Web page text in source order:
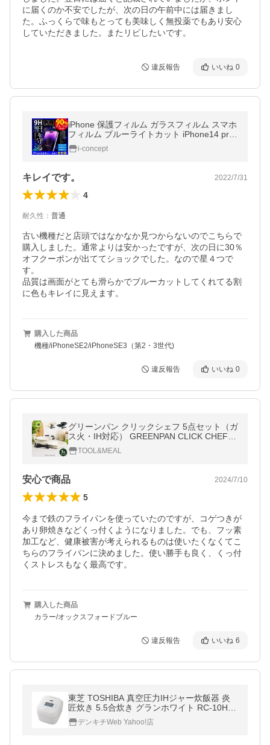
に届くのか不安でしたが、次の日の午前中には届きまし
た。ふっくらで味もとっても美味しく無投薬でもあり安心
していただきました。またリピしたいです。
違反報告 いいね 0
iPhone 保護フィルム ガラスフィルム スマホ
フィルム ブルーライトカット iPhone14 pro
max 12 13 11 iPhone se2 iPhoneXR iPhone
XS 硬度9H アイフォン セール
i-concept
キレイです。 2022/7/31
4
耐久性 ： 普通
古い機種だと店頭ではなかなか見つからないのでこちらで
購入しました。通常よりは安かったですが、次の日に30％
オフクーポンが出ててショックでした。なので星４つで
す。
品質は画面がとても滑らかでブルーカットしてくれてる割
に色もキレイに見えます。
購入した商品
機種/iPhoneSE2/iPhoneSE3（第2・3世代)
違反報告 いいね 0
グリーンパン クリックシェフ 5点セット（ガ
ス火・IH対応） GREENPAN CLICK CHEF
ハンドル脱着式タイプ フライパン エッグパ
ン ハンドル
TOOL&MEAL
安心で商品 2024/7/10
5
今まで鉄のフライパンを使っていたのですが、コゲつきが
あり卵焼きなどくっ付くようになりました。でも、フッ素
加工など、健康被害が考えられるものは使いたくなくてこ
ちらのフライパンに決めました。使い勝手も良く、くっ付
くストレスもなく最高です。
購入した商品
カラー/オックスフォードブルー
違反報告 いいね 6
東芝 TOSHIBA 真空圧力IHジャー炊飯器 炎
匠炊き 5.5合炊き グランホワイト RC-10HG
X-WデンキチWeb Yahoo!店